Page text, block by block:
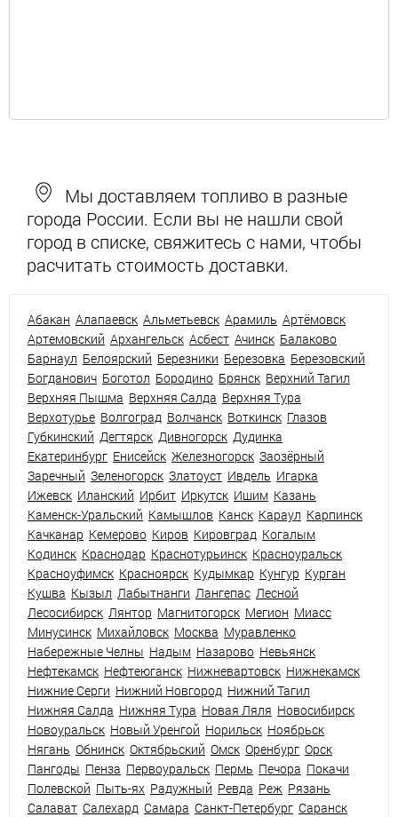
Мы доставляем топливо в разные
города России. Если вы не нашли свой
город в списке, свяжитесь с нами, чтобы
расчитать стоимость доставки.
Абакан Алапаевск Альметьевск Арамиль Артёмовск
Артемовский Архангельск Асбест Ачинск Балаково
Барнаул Белоярский Березники Березовка Березовский
Богданович Боготол Бородино Брянск Верхний Тагил
Верхняя Пышма Верхняя Салда Верхняя Тура
Верхотурье Волгоград Волчанск Воткинск Глазов
Губкинский Дегтярск Дивногорск Дудинка
Екатеринбург Енисейск Железногорск Заозёрный
Заречный Зеленогорск Златоуст Ивдель Игарка
Ижевск Иланский Ирбит Иркутск Ишим Казань
Каменск-Уральский Камышлов Канск Караул Карпинск
Качканар Кемерово Киров Кировград Когалым
Кодинск Краснодар Краснотурьинск Красноуральск
Красноуфимск Красноярск Кудымкар Кунгур Курган
Кушва Кызыл Лабытнанги Лангепас Лесной
Лесосибирск Лянтор Магнитогорск Мегион Миасс
Минусинск Михайловск Москва Муравленко
Набережные Челны Надым Назарово Невьянск
Нефтекамск Нефтеюганск Нижневартовск Нижнекамск
Нижние Серги Нижний Новгород Нижний Тагил
Нижняя Салда Нижняя Тура Новая Ляля Новосибирск
Новоуральск Новый Уренгой Норильск Ноябрьск
Нягань Обнинск Октябрьский Омск Оренбург Орск
Пангоды Пенза Первоуральск Пермь Печора Покачи
Полевской Пыть-ях Радужный Ревда Реж Рязань
Салават Салехард Самара Санкт-Петербург Саранск